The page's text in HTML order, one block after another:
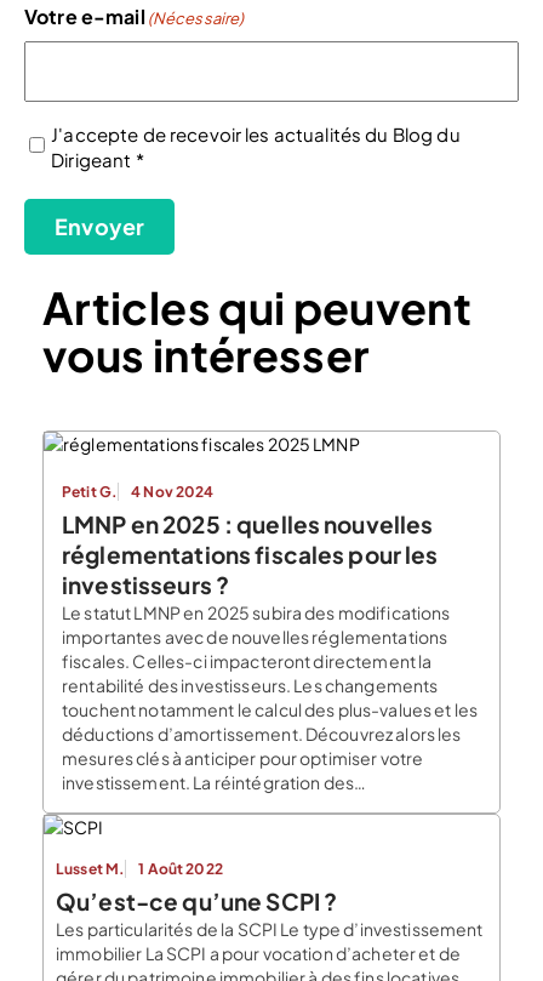
Votre e-mail (Nécessaire)
(Nécessaire)
J'accepte de recevoir les actualités du Blog du
Dirigeant *
Envoyer
Articles qui peuvent
vous intéresser
Petit G. 4 Nov 2024
LMNP en 2025 : quelles nouvelles
réglementations fiscales pour les
investisseurs ?
Le statut LMNP en 2025 subira des modifications
importantes avec de nouvelles réglementations
fiscales. Celles-ci impacteront directement la
rentabilité des investisseurs. Les changements
touchent notamment le calcul des plus-values et les
déductions d’amortissement. Découvrez alors les
mesures clés à anticiper pour optimiser votre
investissement. La réintégration des
mesures phares […]
Lusset M. 1 Août 2022
Qu’est-ce qu’une SCPI ?
Les particularités de la SCPI Le type d’investissement
immobilier La SCPI a pour vocation d’acheter et de